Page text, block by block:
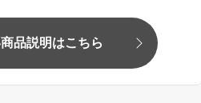
品説明はこちら